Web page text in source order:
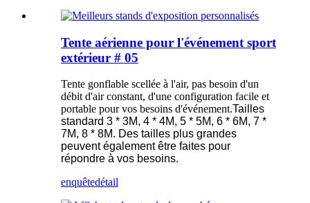
Tente aérienne pour l'événement sport
extérieur # 05
Tente gonflable scellée à l'air, pas besoin d'un
débit d'air constant, d'une configuration facile et
portable pour vos besoins d'événement.Tailles
standard 3 * 3M, 4 * 4M, 5 * 5M, 6 * 6M, 7 *
7M, 8 * 8M. Des tailles plus grandes
peuvent également être faites pour
répondre à vos besoins.
enquêtedétail